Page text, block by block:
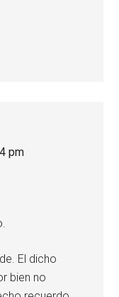
pm
El dicho
bien no